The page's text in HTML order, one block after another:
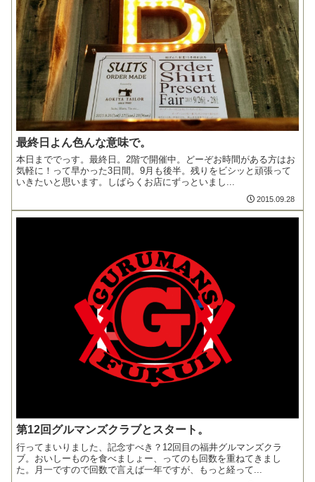
最終日よん色んな意味で。
本日まででっす。最終日。2階で開催中。どーぞお時間がある方はお
気軽に！って早かった3日間。9月も後半。残りをビシッと頑張って
いきたいと思います。しばらくお店にずっといまし...
2015.09.28
第12回グルマンズクラブとスタート。
行ってまいりました、記念すべき？12回目の福井グルマンズクラ
ブ。おいしーものを食べましょー、ってのも回数を重ねてきまし
た。月一ですので回数で言えば一年ですが、もっと経って...